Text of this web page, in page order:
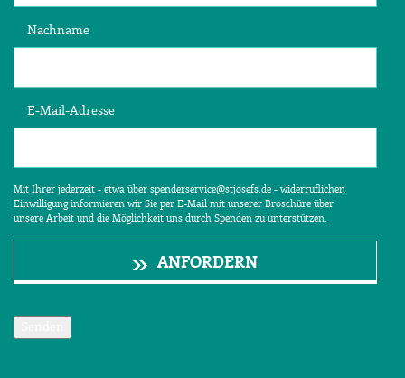
Nachname
E-Mail-Adresse
Mit Ihrer jederzeit - etwa über spenderservice@stjosefs.de - widerruflichen
Einwilligung informieren wir Sie per E-Mail mit unserer Broschüre über
unsere Arbeit und die Möglichkeit uns durch Spenden zu unterstützen.
ANFORDERN